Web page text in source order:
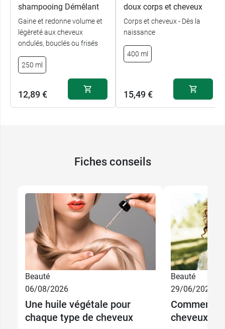
shampooing Démêlant
Gaine et redonne volume et
légèreté aux cheveux
ondulés, bouclés ou frisés
250 ml
12,89 €
doux corps et cheveux
Corps et cheveux - Dès la
naissance
400 ml
15,49 €
Fiches conseils
Beauté
06/08/2026
Une huile végétale pour
chaque type de cheveux
Beauté
29/06/2026
Comment
cheveux